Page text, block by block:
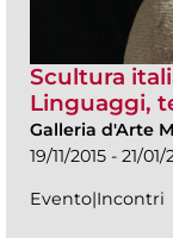
Scultura
Linguaggi,
Galleria d'Arte
19/11/2015 - 21/01/
Evento|Incontri